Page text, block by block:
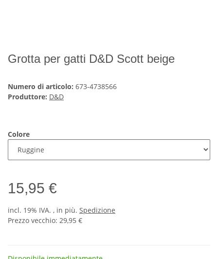
Grotta per gatti D&D Scott beige
Numero di articolo: 673-4738566
Produttore: D&D
Colore
15,95 €
incl. 19% IVA. , in più. Spedizione
Prezzo vecchio: 29,95 €